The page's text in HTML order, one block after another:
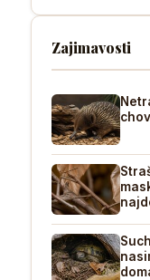
Zajimavosti